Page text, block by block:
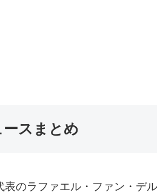
ースまとめ
表のラファエル・ファン・デ